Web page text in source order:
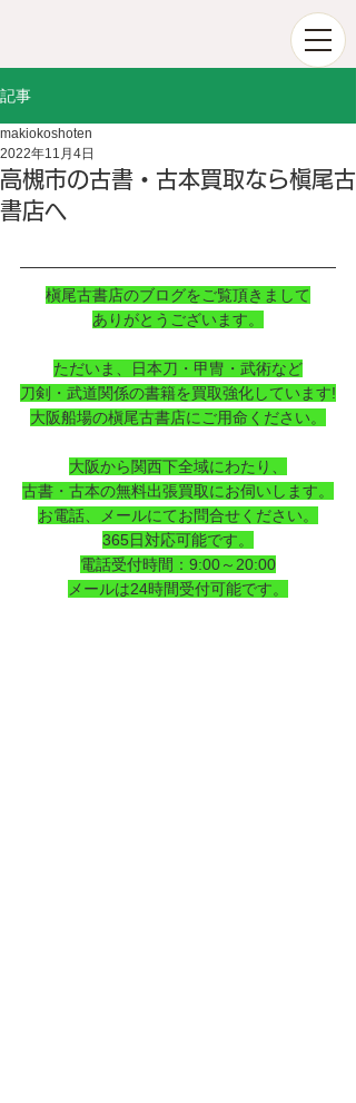
記事
高槻市の古書・古本買取なら槇尾古
書店へ
makiokoshoten
2022年11月4日
槇尾古書店のブログをご覧頂きまして
ありがとうございます。
ただいま、日本刀・甲冑・武術など
刀剣・武道関係の書籍を買取強化しています!
大阪船場の槇尾古書店にご用命ください。
大阪から関西下全域にわたり、
古書・古本の無料出張買取にお伺いします。
お電話、メールにてお問合せください。
365日対応可能です。
電話受付時間：9:00～20:00
メールは24時間受付可能です。